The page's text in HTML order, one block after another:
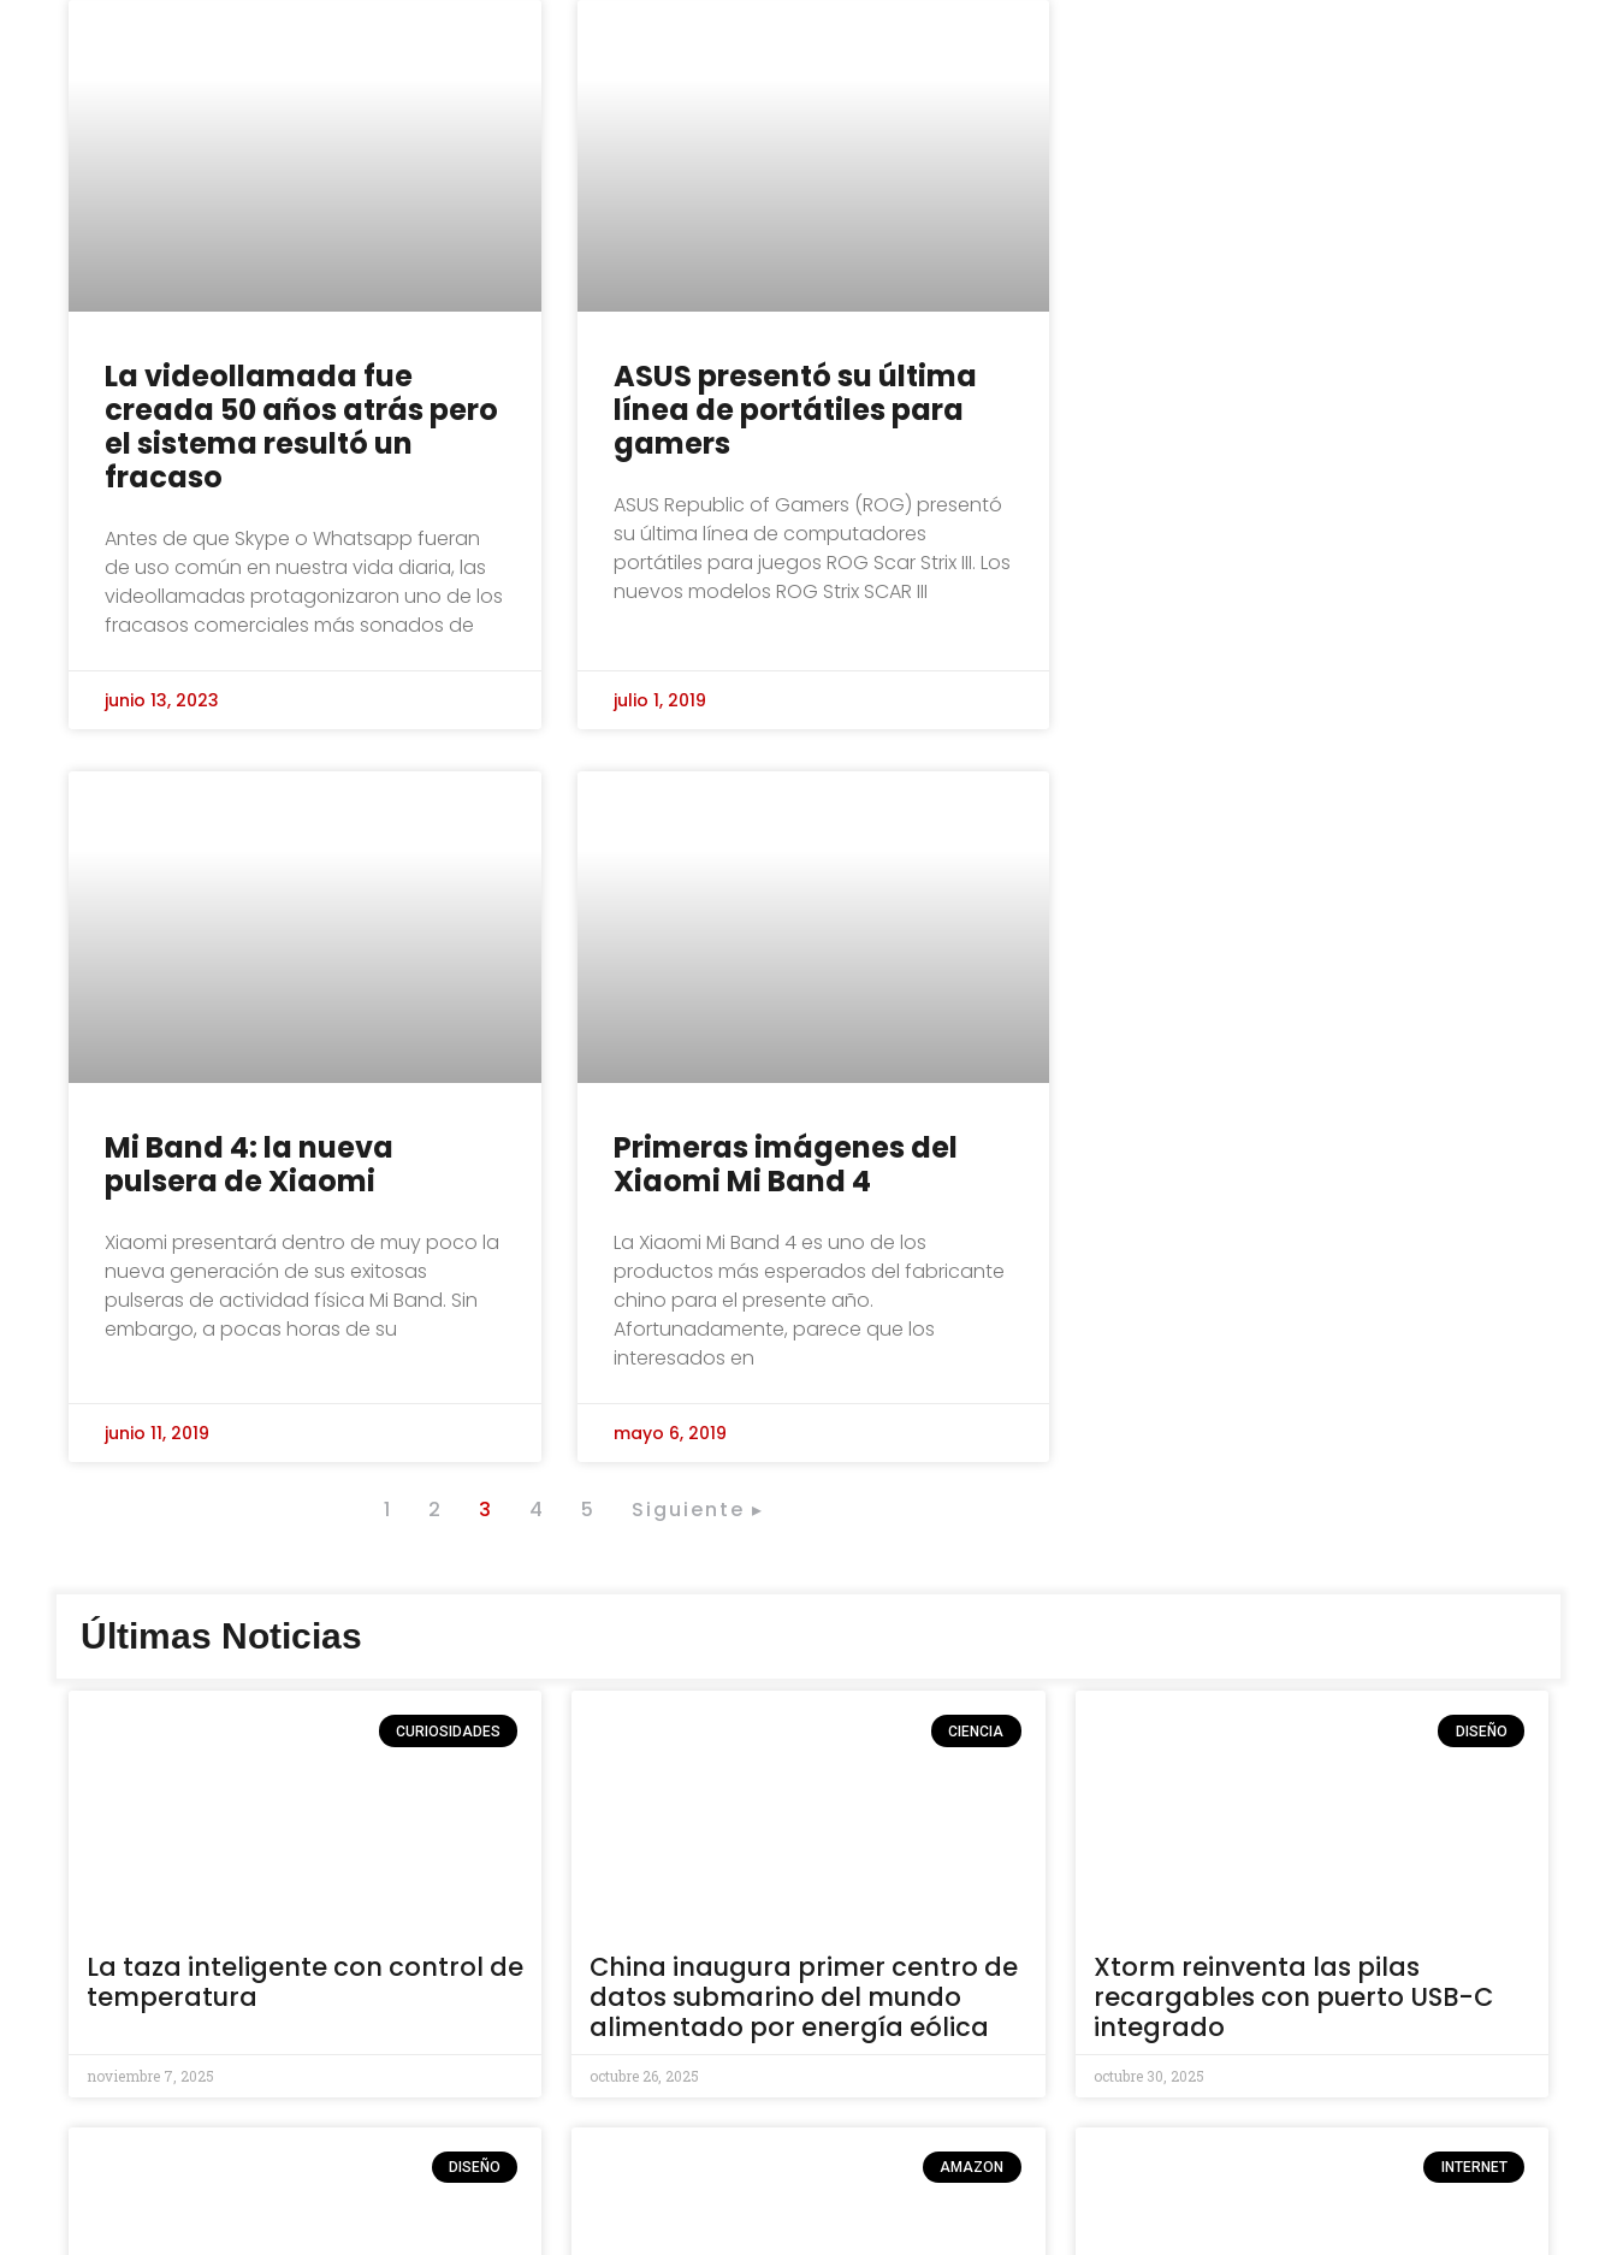
La videollamada fue
creada 50 años atrás pero
el sistema resultó un
fracaso
Antes de que Skype o Whatsapp fueran
de uso común en nuestra vida diaria, las
videollamadas protagonizaron uno de los
fracasos comerciales más sonados de
junio 13, 2023
ASUS presentó su última
línea de portátiles para
gamers
ASUS Republic of Gamers (ROG) presentó
su última línea de computadores
portátiles para juegos ROG Scar Strix III. Los
nuevos modelos ROG Strix SCAR III
julio 1, 2019
Mi Band 4: la nueva
pulsera de Xiaomi
Xiaomi presentará dentro de muy poco la
nueva generación de sus exitosas
pulseras de actividad física Mi Band. Sin
embargo, a pocas horas de su
junio 11, 2019
Primeras imágenes del
Xiaomi Mi Band 4
La Xiaomi Mi Band 4 es uno de los
productos más esperados del fabricante
chino para el presente año.
Afortunadamente, parece que los
interesados en
mayo 6, 2019
1 2 3 4 5 Siguiente ▸
Últimas Noticias
CURIOSIDADES
La taza inteligente con control de
temperatura
noviembre 7, 2025
CIENCIA
China inaugura primer centro de
datos submarino del mundo
alimentado por energía eólica
octubre 26, 2025
DISEÑO
Xtorm reinventa las pilas
recargables con puerto USB-C
integrado
octubre 30, 2025
DISEÑO AMAZON INTERNET